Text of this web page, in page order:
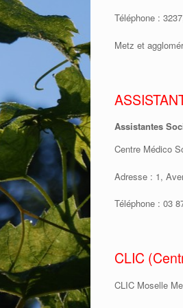
Téléphone :
Metz et
Assistantes
Centre Médico
Adresse : 1,
Téléphone : 03
CLIC
CLIC Moselle